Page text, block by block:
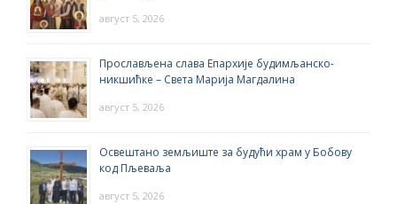
август 5, 2026
Прослављена слава Епархије будимљанско-
никшићке – Света Марија Магдалина
август 5, 2026
Освештано земљиште за будући храм у Бобову
код Пљеваља
август 5, 2026